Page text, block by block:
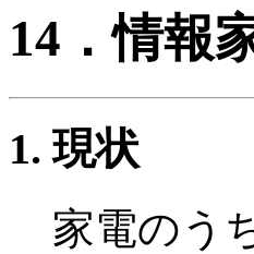
14．情報
現状
家電のう